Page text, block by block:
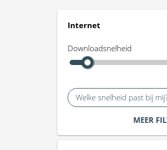
Internet
Downloadsnelheid
Welke snelheid past bij
MEER